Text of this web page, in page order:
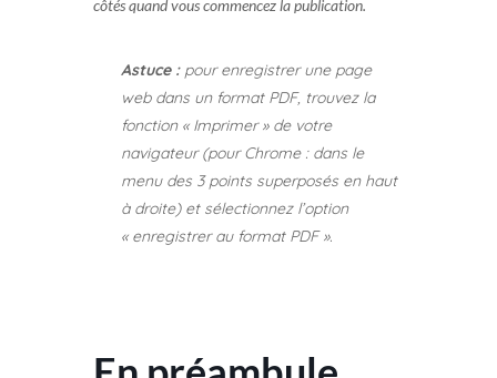
côtés quand vous commencez la publication.
Astuce :pour enregistrer une page
web dans un format PDF, trouvez la
fonction « Imprimer » de votre
navigateur (pour Chrome : dans le
menu des 3 points superposés en haut
à droite) et sélectionnez l’option
« enregistrer au format PDF ».